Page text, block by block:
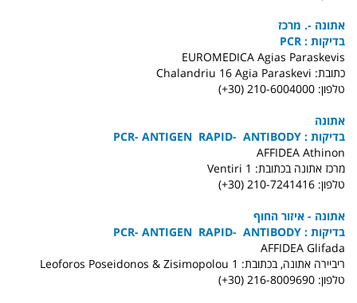
אתונה -. מרכז
בדיקות : PCR
EUROMEDICA Agias Paraskevis
כתובת: Chalandriu 16 Agia Paraskevi
טלפון: 210-6004000 (30+)
אתונה
בדיקות : PCR- ANTIGEN RAPID- ANTIBODY
AFFIDEA Athinon
מרכז אתונה בכתובת: Ventiri 1
טלפון: 210-7241416 (30+)
אתונה - איזור החוף
בדיקות : PCR- ANTIGEN RAPID- ANTIBODY
AFFIDEA Glifada
ריביירה אתונה, בכתובת: Leoforos Poseidonos & Zisimopolou 1
טלפון: 216-8009690 (30+)